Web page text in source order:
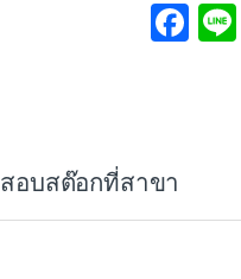
F
o
อบสต๊อกที่สาขา